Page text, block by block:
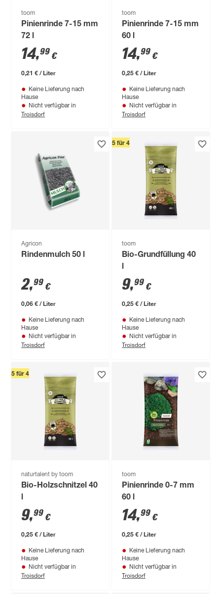
toom
Pinienrinde 7-15 mm
72 l
14,99 €
0,21 € / Liter
Keine Lieferung nach
Hause
Nicht verfügbar in
Troisdorf
toom
Pinienrinde 7-15 mm
60 l
14,99 €
0,25 € / Liter
Keine Lieferung nach
Hause
Nicht verfügbar in
Troisdorf
Agricon
Rindenmulch 50 l
2,99 €
0,06 € / Liter
Keine Lieferung nach
Hause
Nicht verfügbar in
Troisdorf
5 für 4
toom
Bio-Grundfüllung 40
l
9,99 €
0,25 € / Liter
Keine Lieferung nach
Hause
Nicht verfügbar in
Troisdorf
5 für 4
naturtalent by toom
Bio-Holzschnitzel 40
l
9,99 €
0,25 € / Liter
Keine Lieferung nach
Hause
Nicht verfügbar in
Troisdorf
toom
Pinienrinde 0-7 mm
60 l
14,99 €
0,25 € / Liter
Keine Lieferung nach
Hause
Nicht verfügbar in
Troisdorf